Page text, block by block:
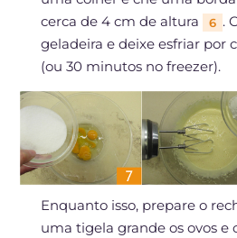
cerca de 4 cm de altura
6 .
geladeira e deixe esfriar por
(ou 30 minutos no freezer).
Enquanto isso, prepare o
uma tigela grande os ovos e